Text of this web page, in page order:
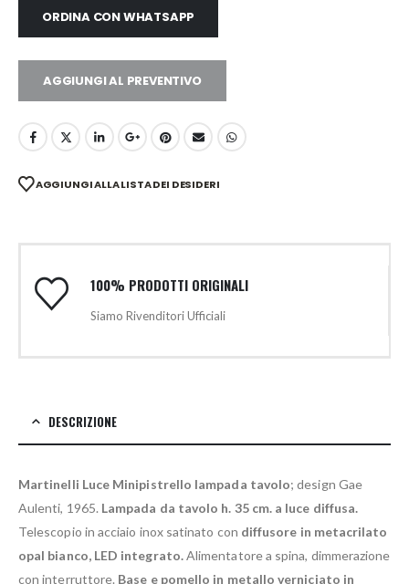
ORDINA CON WHATSAPP
AGGIUNGI AL PREVENTIVO
AGGIUNGI ALLA LISTA DEI DESIDERI
100% PRODOTTI ORIGINALI
Siamo Rivenditori Ufficiali
DESCRIZIONE
Martinelli Luce Minipistrello lampada tavolo; design Gae
Aulenti, 1965. Lampada da tavolo h. 35 cm. a luce diffusa.
Telescopio in acciaio inox satinato con diffusore in metacrilato
opal bianco, LED integrato.Alimentatore a spina, dimmerazione
con interruttore. Base e pomello in metallo verniciato in